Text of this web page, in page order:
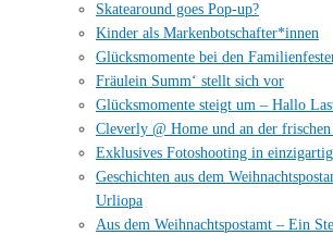
Skatearound goes Pop-up?
Kinder als Markenbotschafter*innen
Glücksmomente bei den
Fräulein Summ‘ stellt sich vor
Glücksmomente steigt um – Hallo
Cleverly @ Home und an der
Exklusives Fotoshooting in
Geschichten aus dem
Urliopa
Aus dem Weihnachtspostamt – Ein